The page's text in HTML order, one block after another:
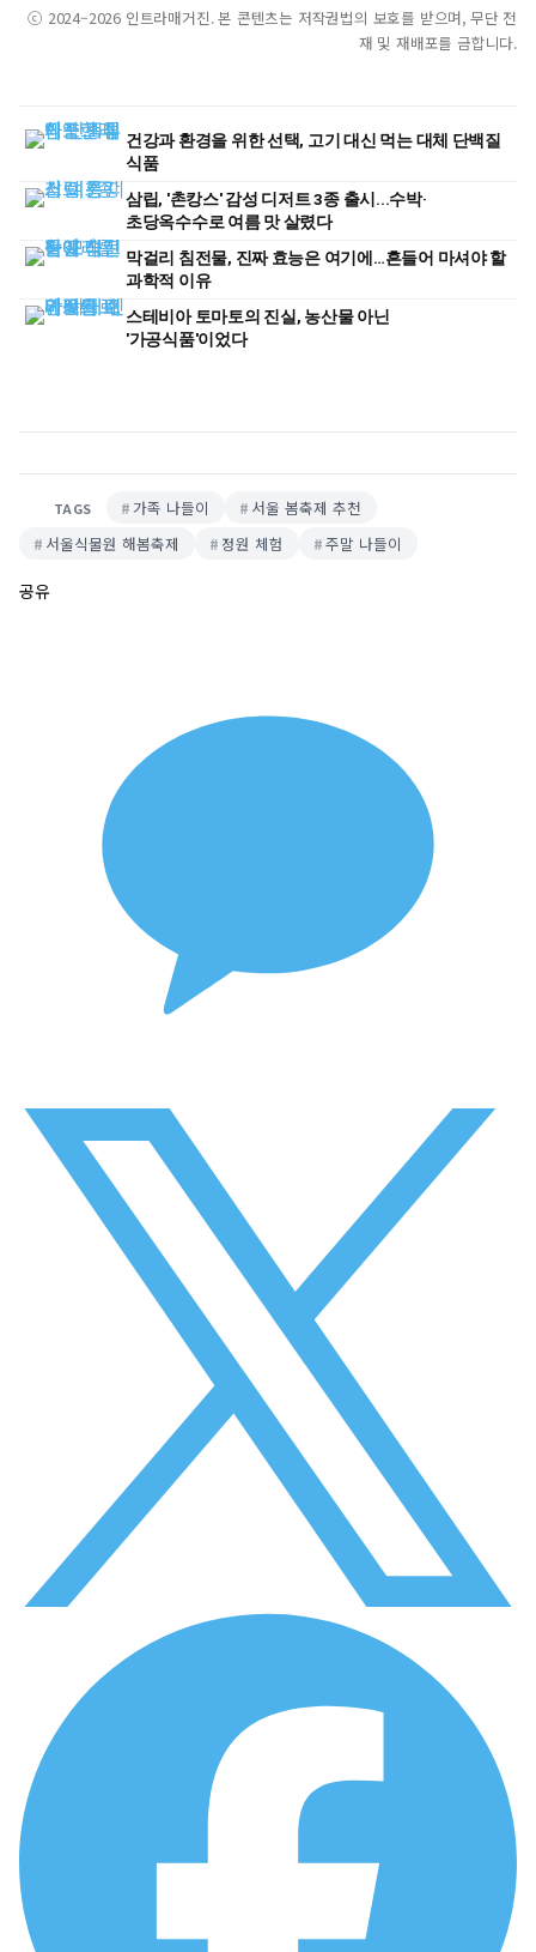
ⓒ 2024–2026 인트라매거진. 본 콘텐츠는 저작권법의 보호를 받으며, 무단 전
재 및 재배포를 금합니다.
건강과 환경을 위한 선택, 고기 대신 먹는 대체 단백질
식품
삼립, '촌캉스' 감성 디저트 3종 출시...수박·
초당옥수수로 여름 맛 살렸다
막걸리 침전물, 진짜 효능은 여기에…흔들어 마셔야 할
과학적 이유
스테비아 토마토의 진실, 농산물 아닌
'가공식품'이었다
TAGS 가족 나들이
서울 봄축제 추천
서울식물원 해봄축제
정원 체험 주말 나들이
공유